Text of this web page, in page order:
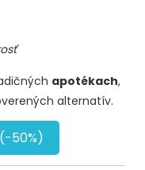
apotékach,
alternatív.
50%)